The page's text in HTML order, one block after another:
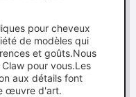
pour cheveux
de modèles qui
et goûts.Nous
pour vous.Les
aux détails font
œuvre d'art.